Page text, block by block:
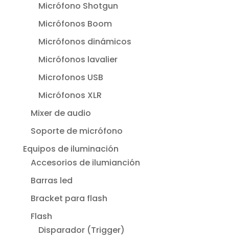
Micrófono Shotgun
Micrófonos Boom
Micrófonos dinámicos
Micrófonos lavalier
Microfonos USB
Micrófonos XLR
Mixer de audio
Soporte de micrófono
Equipos de iluminación
Accesorios de ilumianción
Barras led
Bracket para flash
Flash
Disparador (Trigger)